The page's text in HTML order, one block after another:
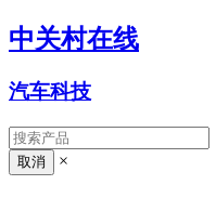
中关村在线
汽车科技
×